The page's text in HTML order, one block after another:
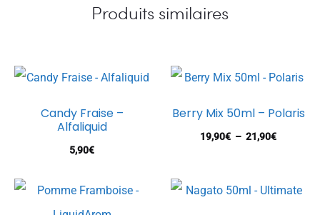
Produits similaires
Candy Fraise –
Alfaliquid
5,90€
Berry Mix 50ml – Polaris
19,90€ – 21,90€Plage